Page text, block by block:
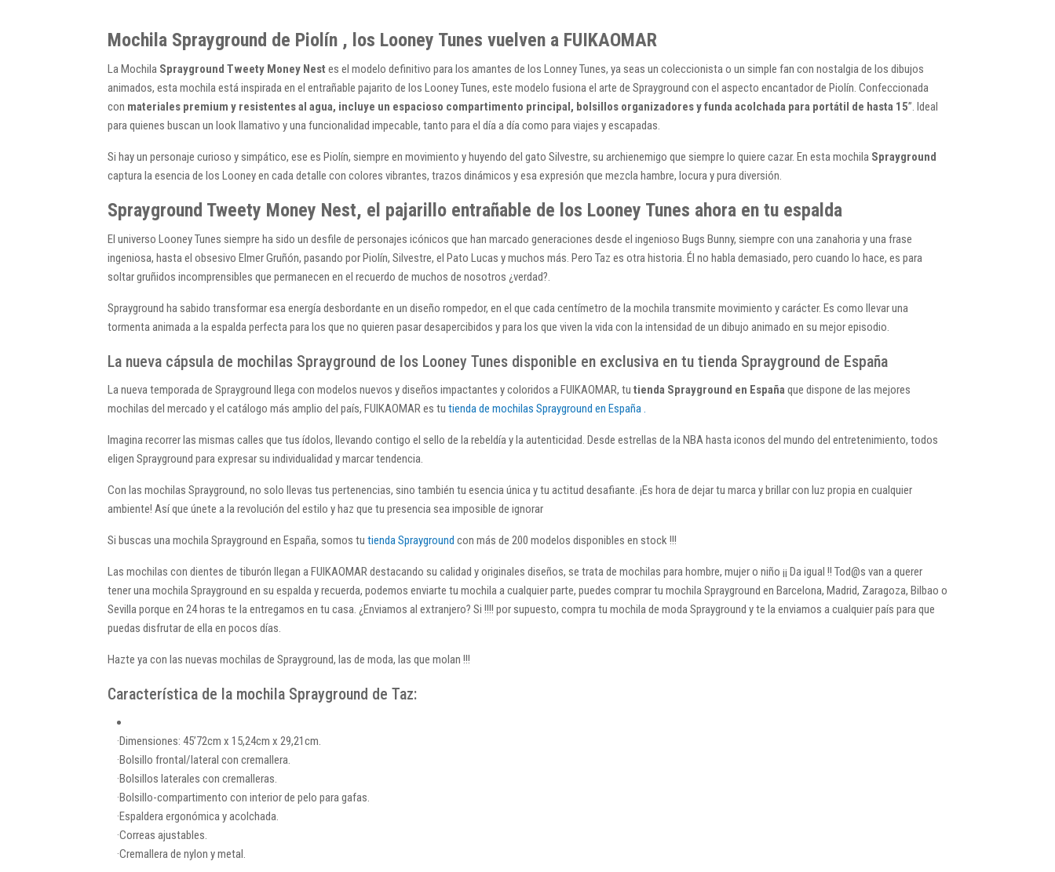
Mochila Sprayground de Piolín , los Looney Tunes vuelven a FUIKAOMAR
La Mochila Sprayground Tweety Money Nest es el modelo definitivo para los amantes de los Lonney Tunes, ya seas un coleccionista o un simple fan con nostalgia de los dibujos
animados, esta mochila está inspirada en el entrañable pajarito de los Looney Tunes, este modelo fusiona el arte de Sprayground con el aspecto encantador de Piolín. Confeccionada
con materiales premium y resistentes al agua, incluye un espacioso compartimento principal, bolsillos organizadores y funda acolchada para portátil de hasta 15”. Ideal
para quienes buscan un look llamativo y una funcionalidad impecable, tanto para el día a día como para viajes y escapadas.
Si hay un personaje curioso y simpático, ese es Piolín, siempre en movimiento y huyendo del gato Silvestre, su archienemigo que siempre lo quiere cazar. En esta mochila Sprayground
captura la esencia de los Looney en cada detalle con colores vibrantes, trazos dinámicos y esa expresión que mezcla hambre, locura y pura diversión.
Sprayground Tweety Money Nest, el pajarillo entrañable de los Looney Tunes ahora en tu espalda
El universo Looney Tunes siempre ha sido un desfile de personajes icónicos que han marcado generaciones desde el ingenioso Bugs Bunny, siempre con una zanahoria y una frase
ingeniosa, hasta el obsesivo Elmer Gruñón, pasando por Piolín, Silvestre, el Pato Lucas y muchos más. Pero Taz es otra historia. Él no habla demasiado, pero cuando lo hace, es para
soltar gruñidos incomprensibles que permanecen en el recuerdo de muchos de nosotros ¿verdad?.
Sprayground ha sabido transformar esa energía desbordante en un diseño rompedor, en el que cada centímetro de la mochila transmite movimiento y carácter. Es como llevar una
tormenta animada a la espalda perfecta para los que no quieren pasar desapercibidos y para los que viven la vida con la intensidad de un dibujo animado en su mejor episodio.
La nueva cápsula de mochilas Sprayground de los Looney Tunes disponible en exclusiva en tu tienda Sprayground de España
La nueva temporada de Sprayground llega con modelos nuevos y diseños impactantes y coloridos a FUIKAOMAR, tu tienda Sprayground en Españaque dispone de las mejores
mochilas del mercado y el catálogo más amplio del país, FUIKAOMAR es tu tienda de mochilas Sprayground en España .
Imagina recorrer las mismas calles que tus ídolos, llevando contigo el sello de la rebeldía y la autenticidad. Desde estrellas de la NBA hasta iconos del mundo del entretenimiento, todos
eligen Sprayground para expresar su individualidad y marcar tendencia.
Con las mochilas Sprayground, no solo llevas tus pertenencias, sino también tu esencia única y tu actitud desafiante. ¡Es hora de dejar tu marca y brillar con luz propia en cualquier
ambiente! Así que únete a la revolución del estilo y haz que tu presencia sea imposible de ignorar
Si buscas una mochila Sprayground en España, somos tu tienda Sprayground con más de 200 modelos disponibles en stock !!!
Las mochilas con dientes de tiburón llegan a FUIKAOMAR destacando su calidad y originales diseños, se trata de mochilas para hombre, mujer o niño ¡¡ Da igual !! Tod@s van a querer
tener una mochila Sprayground en su espalda y recuerda, podemos enviarte tu mochila a cualquier parte, puedes comprar tu mochila Sprayground en Barcelona, Madrid, Zaragoza, Bilbao o
Sevilla porque en 24 horas te la entregamos en tu casa. ¿Enviamos al extranjero? Si !!!! por supuesto, compra tu mochila de moda Sprayground y te la enviamos a cualquier país para que
puedas disfrutar de ella en pocos días.
Hazte ya con las nuevas mochilas de Sprayground, las de moda, las que molan !!!
Característica de la mochila Sprayground de Taz:
·Dimensiones: 45’72cm x 15,24cm x 29,21cm.
·Bolsillo frontal/lateral con cremallera.
·Bolsillos laterales con cremalleras.
·Bolsillo-compartimento con interior de pelo para gafas.
·Espaldera ergonómica y acolchada.
·Correas ajustables.
·Cremallera de nylon y metal.